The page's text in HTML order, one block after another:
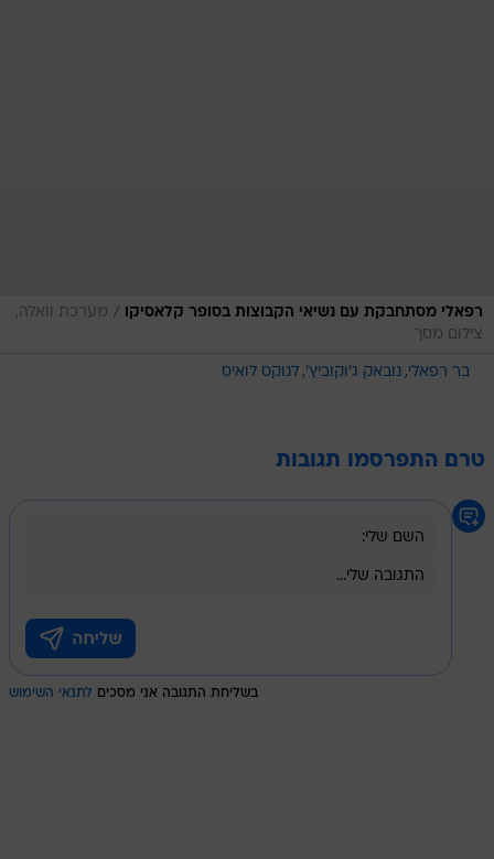
רפאלי מסתחבקת עם נשיאי הקבוצות בסופר קלאסיקו / מערכת וואלה,
צילום מסך
בר רפאלי נובאק ג'וקוביץ' לנוקס לואיס
טרם התפרסמו תגובות
בשליחת התגובה אני מסכים לתנאי השימוש